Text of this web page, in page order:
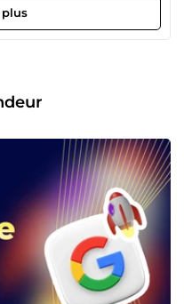
24h/24 sur votre site,
vos leads, réduit votre
de contenu etc.
à 15h par semaine dès
de fiche suspendue et
le Top 3 local.
qui veut être trouvé près
site web : sites web
sur mesure, rapides,
vos visiteurs en
impressionnants. Je
Je ne commence un
plus